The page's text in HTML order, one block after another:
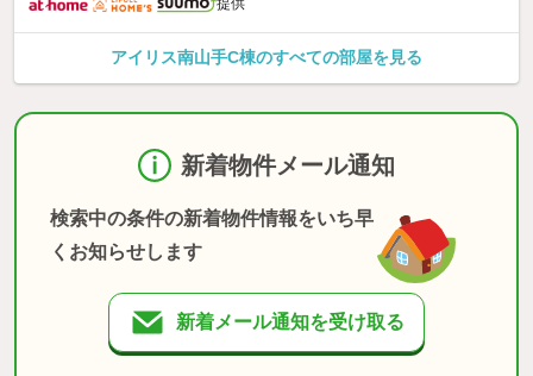
アイリス南山手C棟のすべての部屋を見る
新着物件メール通知
検索中の条件の新着物件情報をいち早
くお知らせします
新着メール通知を受け取る